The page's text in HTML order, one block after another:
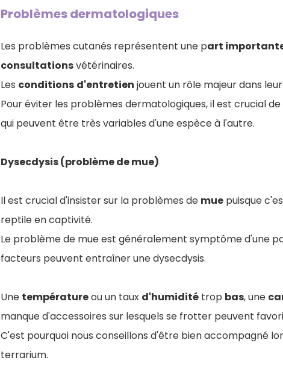
Problèmes dermatologiques
Les problèmes cutanés représentent une part
consultationsvétérinaires.
Les conditions d'entretien jouent un rôle majeur dans
Pour éviter les problèmes dermatologiques, il est crucial
qui peuvent être très variables d'une espèce à l'autre.
Dysecdysis (problème de mue)
Il est crucial d'insister sur la problèmes de mue puisque
reptile en captivité.
Le problème de mue est généralement symptôme d'une
facteurs peuvent entraîner une dysecdysis.
Une températureou un taux d'humidité trop bas, une
manque d'accessoires sur lesquels se frotter peuvent
C'est pourquoi nous conseillons d'être bien accompagné
terrarium.